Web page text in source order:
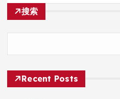
搜索
Recent Posts